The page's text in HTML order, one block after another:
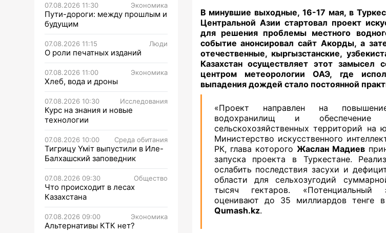
07.08.2026 11:30 Экономика
Пути-дороги: между прошлым и
будущим
07.08.2026 11:15 Люди
О роли печатных изданий
07.08.2026 11:00 Экономика
Хлеб, вода и дроны
07.08.2026 10:30 Исследования
Курс на знания и новые
технологии
07.08.2026 10:00 Среда обитания
Тигрицу Үміт выпустили в Иле-
Балхашский заповедник
07.08.2026 09:30 Общество
Что происходит в лесах
Казахстана
07.08.2026 09:00 Экономика
Альтернативы КТК нет?
В минувшие выходные, 16-17 мая, в
Центральной Азии стартовал проект
для решения проблемы местного
событие анонсировал сайт Акорды, а
отечественные, кыргызстанские,
Казахстан осуществляет этот замысел
центром метеорологии ОАЭ, где
выпадения дождей стало постоянной
«Проект направлен на
водохранилищ и обеспечение
сельскохозяйственных территорий
Министерство искусственного
РК, глава которого Жаслан Мадиев
запуска проекта в Туркестане.
ослабить последствия засухи и
области для сельхозугодий
тысяч гектаров. «Потенциальный
оценивают до 35 миллиардов тенге
Qumash.kz.